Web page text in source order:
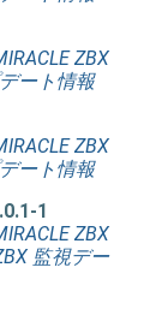
ZBX
ート情報
ZBX
ート情報
1
ZBX
監視デー